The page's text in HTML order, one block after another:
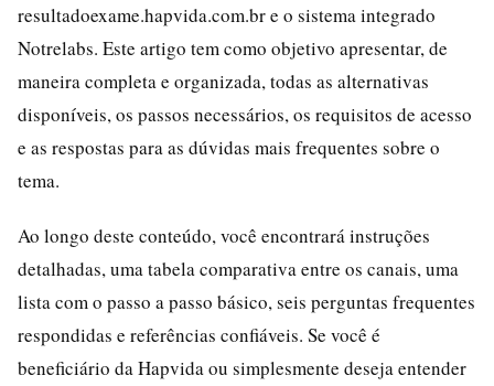
resultadoexame.hapvida.com.br e o sistema integrado
Notrelabs. Este artigo tem como objetivo apresentar, de
maneira completa e organizada, todas as alternativas
disponíveis, os passos necessários, os requisitos de acesso
e as respostas para as dúvidas mais frequentes sobre o
tema.
Ao longo deste conteúdo, você encontrará instruções
detalhadas, uma tabela comparativa entre os canais, uma
lista com o passo a passo básico, seis perguntas frequentes
respondidas e referências confiáveis. Se você é
beneficiário da Hapvida ou simplesmente deseja entender